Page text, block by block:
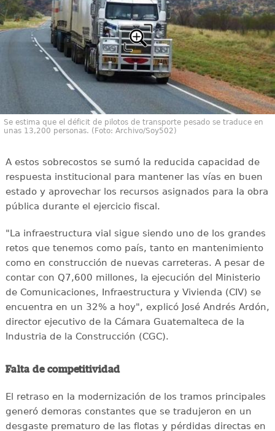
Se estima que el déficit de pilotos de transporte pesado se traduce en
unas 13,200 personas. (Foto: Archivo/Soy502)
A estos sobrecostos se sumó la reducida capacidad de
respuesta institucional para mantener las vías en buen
estado y aprovechar los recursos asignados para la obra
pública durante el ejercicio fiscal.
"La infraestructura vial sigue siendo uno de los grandes
retos que tenemos como país, tanto en mantenimiento
como en construcción de nuevas carreteras. A pesar de
contar con Q7,600 millones, la ejecución del Ministerio
de Comunicaciones, Infraestructura y Vivienda (CIV) se
encuentra en un 32% a hoy", explicó José Andrés Ardón,
director ejecutivo de la Cámara Guatemalteca de la
Industria de la Construcción (CGC).
Falta de competitividad
El retraso en la modernización de los tramos principales
generó demoras constantes que se tradujeron en un
desgaste prematuro de las flotas y pérdidas directas en